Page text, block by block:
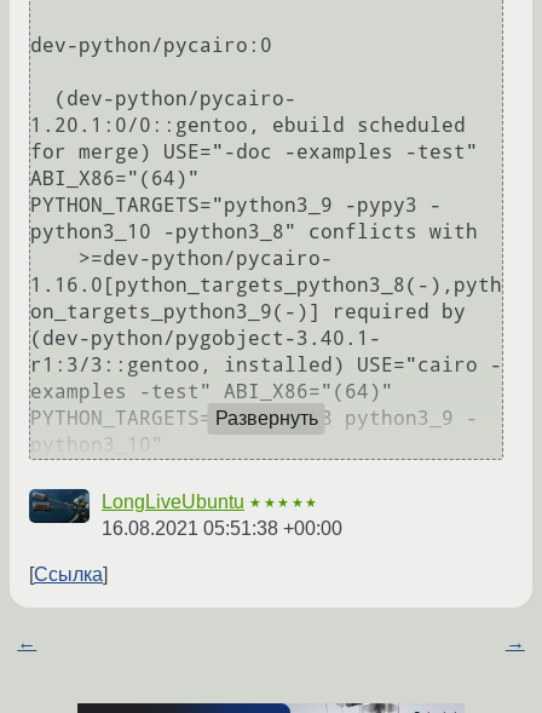
dev-python/pycairo:0
1.20.1:0/0::gentoo, ebuild scheduled
for merge) USE="-doc -examples -test"
ABI_X86="(64)"
PYTHON_TARGETS="python3_9 -pypy3 -
python3_10 -python3_8" conflicts with
1.16.0[python_targets_python3_8(-),pyth
on_targets_python3_9(-)] required by
(dev-python/pygobject-3.40.1-
r1:3/3::gentoo, installed) USE="cairo -
examples -test" ABI_X86="(64)"
PYTHON_TARGETS="python3_8 python3_9 -
python3_10"
Развернуть
LongLiveUbuntu ★★★★★
16.08.2021 05:51:38 +00:00
Ссылка
← →